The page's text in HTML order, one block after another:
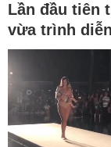
Lần đầu tiên
vừa trình